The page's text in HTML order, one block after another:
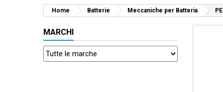
Home Batterie Meccaniche per Batteria
MARCHI